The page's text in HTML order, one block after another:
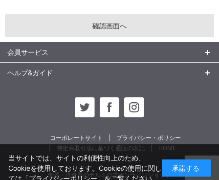
会員サービス
ヘルプ&ガイド
コーポレートサイト
プライバシー・ポリシー
特定商取引法に基づく通販の表記
HOME
食器・洋食器のナルミ公式オンラインショップ
当サイトでは、サイトの利便性向上のため、
Cookieを使用しております。Cookieの使用に関し
承諾する